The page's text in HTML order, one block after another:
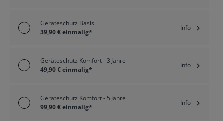
Geräteschutz Basis
39,90 € einmalig*
Info
Geräteschutz Komfort - 3 Jahre
49,90 € einmalig*
Info
Geräteschutz Komfort - 5 Jahre
99,90 € einmalig*
Info